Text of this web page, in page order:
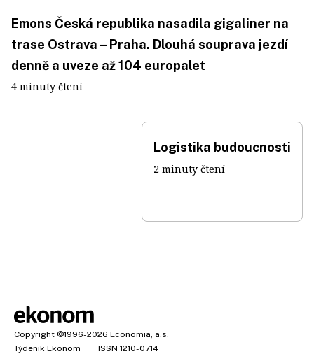
Emons Česká republika nasadila gigaliner na
trase Ostrava – Praha. Dlouhá souprava jezdí
denně a uveze až 104 europalet
4 minuty čtení
Logistika budoucnosti
2 minuty čtení
Copyright ©1996-2026 Economia, a.s.
Týdeník Ekonom
ISSN 1210-0714